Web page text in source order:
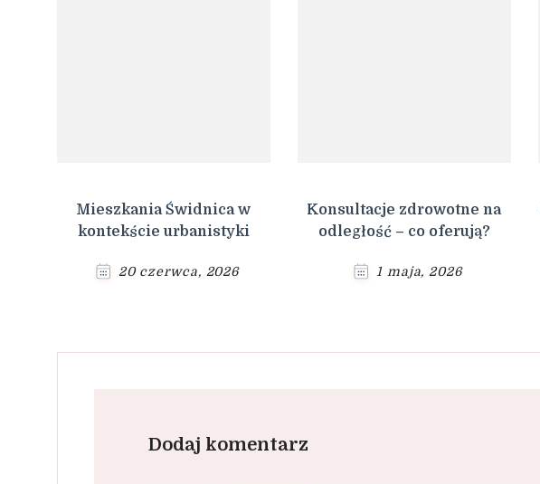
Mieszkania Świdnica w
kontekście urbanistyki
20 czerwca, 2026
Konsultacje zdrowotne na
odległość – co oferują?
1 maja, 2026
Dodaj komentarz